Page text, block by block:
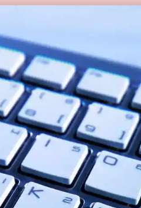
tous les aspects du